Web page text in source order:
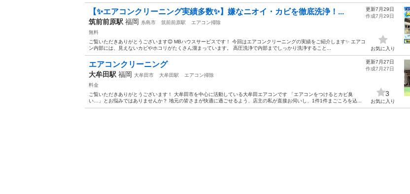
【✨エアコンクリーニング実績多数✨】嫌なニオイ・カビを徹底洗浄！...
筑前前原駅 福岡 糸島市 筑前前原駅
エアコン掃除
無料
ご覧いただきありがとうございます😊 MBハウスサービスです！ 今回はエアコンクリーニングの実績をご紹介します✨ エアコ
ン内部には、見えないカビやホコリがたくさん溜まっています。 高圧洗浄で内部までしっかり洗浄すること...
更新7月29日
作成7月29日
お気に入り
エアコンクリーニング
大牟田駅 福岡 大牟田市 大牟田駅
エアコン掃除
料金
ご覧いただきありがとうございます！ 大牟田市を中心に活動している大牟田エアコンです 「エアコンをつけるとカビ臭
い…」とお悩みではありませんか？ 地元の皆さまが快適に過ごせるよう、店主の私が直接お伺いし、1件1件まごころを込...
更新7月27日
作成7月27日
3
お気に入り